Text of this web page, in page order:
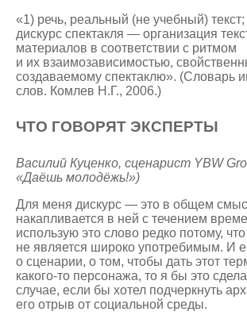
«1) речь, реальный (не учебный) текст;
дискурс спектакля — организация
материалов в соответствии с ритмом
и их взаимозависимостью,
создаваемому спектаклю». (Словарь
слов. Комлев Н.Г., 2006.)
ЧТО ГОВОРЯТ ЭКСПЕРТЫ
Василий Куценко, сценарист YBW
«Даёшь молодёжь!»)
Для меня дискурс — это в общем
накапливается в ней с течением
использую это слово редко потому,
не является широко употребимым. И
о сценарии, о том, чтобы дать этот
какого-то персонажа, то я бы это
случае, если бы хотел подчеркнуть
его отрыв от социальной среды.